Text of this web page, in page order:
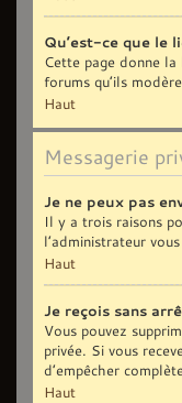
Qu’est-ce que le
Cette page donne
forums qu’ils
Haut
Messagerie
Je ne peux pas
Il y a trois raisons
l’administrateur
Haut
Je reçois sans
Vous pouvez
privée. Si vous
d’empêcher
Haut